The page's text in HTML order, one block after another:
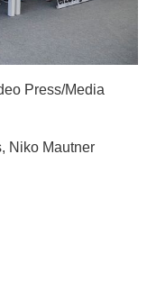
Press/Media
Niko Mautner